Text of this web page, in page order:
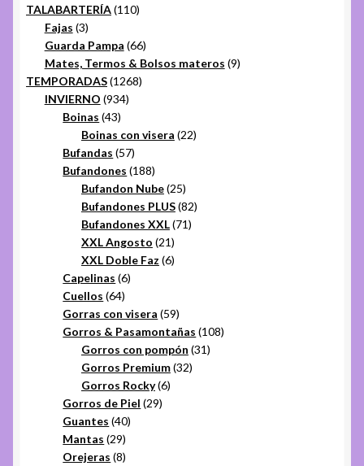
productos
TALABARTERÍA 110110
Fajas 33
productos
Guarda Pampa 6666
productos
Mates, Termos & Bolsos materos 99
TEMPORADAS 12681268
INVIERNO 934934
Boinas 4343
productos
Boinas con visera 2222
Bufandas 5757
productos
Bufandones 188188
productos
Bufandon Nube 2525
productos
Bufandones PLUS 8282
Bufandones XXL 7171
XXL Angosto 2121
productos
XXL Doble Faz 66
Capelinas 66
Cuellos 6464
productos
Gorras con visera 5959
productos
Gorros & Pasamontañas 108108
Gorros con pompón 3131
Gorros Premium 3232
Gorros Rocky 66
Gorros de Piel 2929
Guantes 4040
Mantas 2929
productos
Orejeras 88